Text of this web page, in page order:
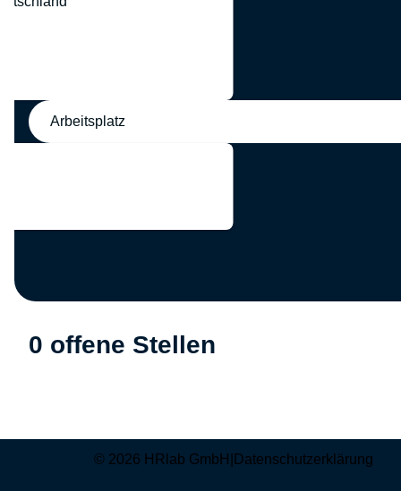
Arbeitsplatz
0 offene Stellen
© 2026 HRlab GmbH Datenschutzerklärung